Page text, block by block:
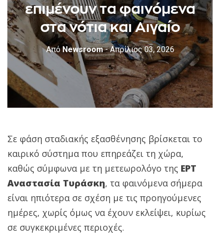
επιμένουν τα φαινόμενα
στα νότια και Αιγαίο
ΑπόNewsroom - Απρίλιος 03, 2026
Σε φάση σταδιακής εξασθένησης βρίσκεται το
καιρικό σύστημα που επηρεάζει τη χώρα,
καθώς σύμφωνα με τη μετεωρολόγο της ΕΡΤ
Αναστασία Τυράσκη, τα φαινόμενα σήμερα
είναι ηπιότερα σε σχέση με τις προηγούμενες
ημέρες, χωρίς όμως να έχουν εκλείψει, κυρίως
σε συγκεκριμένες περιοχές.